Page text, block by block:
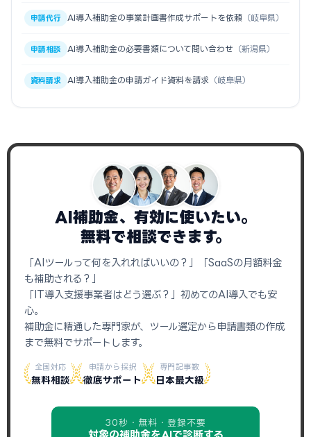
申請代行 AI導入補助金の事業計画書作成サポートを依頼 （岐阜県）
申請相談 AI導入補助金の必要書類について問い合わせ （新潟県）
資料請求 AI導入補助金の申請ガイド資料を請求 （岐阜県）
AI補助金、有効に使いたい。
無料で相談できます。
「AIツールって何を入れればいいの？」「SaaSの月額料金
も補助される？」
「IT導入支援事業者はどう選ぶ？」初めてのAI導入でも安
心。
補助金に精通した専門家が、ツール選定から申請書類の作成
まで無料でサポートします。
全国対応
無料相談
申請から採択
徹底サポート
専門記事数
日本最大級
30秒・無料・登録不要
対象の補助金をAIで診断する